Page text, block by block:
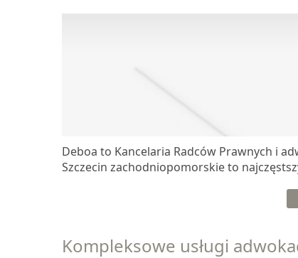
Deboa to Kancelaria Radców Prawnych i
Szczecin zachodniopomorskie to
Kompleksowe usługi